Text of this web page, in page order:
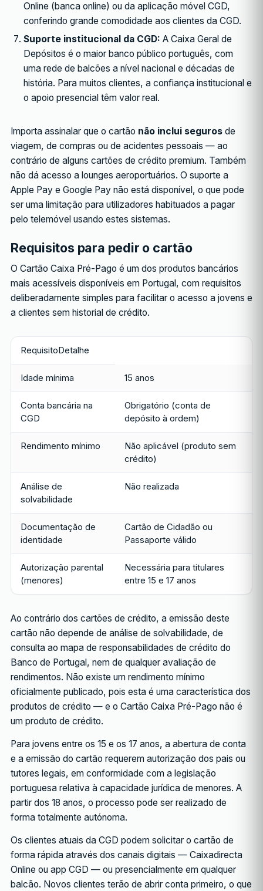
Online (banca online) ou da aplicação móvel CGD,
conferindo grande comodidade aos clientes da CGD.
Suporte institucional da CGD: A Caixa Geral de
Depósitos é o maior banco público português, com
uma rede de balcões a nível nacional e décadas de
história. Para muitos clientes, a confiança institucional e
o apoio presencial têm valor real.
Importa assinalar que o cartão não inclui seguros de
viagem, de compras ou de acidentes pessoais — ao
contrário de alguns cartões de crédito premium. Também
não dá acesso a lounges aeroportuários. O suporte a
Apple Pay e Google Pay não está disponível, o que pode
ser uma limitação para utilizadores habituados a pagar
pelo telemóvel usando estes sistemas.
Requisitos para pedir o cartão
O Cartão Caixa Pré-Pago é um dos produtos bancários
mais acessíveis disponíveis em Portugal, com requisitos
deliberadamente simples para facilitar o acesso a jovens e
a clientes sem historial de crédito.
RequisitoDetalhe
Idade mínima 15 anos
Conta bancária na
CGD
Obrigatório (conta de
depósito à ordem)
Rendimento mínimo
Não aplicável (produto sem
crédito)
Análise de
solvabilidade
Não realizada
Documentação de
identidade
Cartão de Cidadão ou
Passaporte válido
Autorização parental
(menores)
Necessária para titulares
entre 15 e 17 anos
Ao contrário dos cartões de crédito, a emissão deste
cartão não depende de análise de solvabilidade, de
consulta ao mapa de responsabilidades de crédito do
Banco de Portugal, nem de qualquer avaliação de
rendimentos. Não existe um rendimento mínimo
oficialmente publicado, pois esta é uma característica dos
produtos de crédito — e o Cartão Caixa Pré-Pago não é
um produto de crédito.
Para jovens entre os 15 e os 17 anos, a abertura de conta
e a emissão do cartão requerem autorização dos pais ou
tutores legais, em conformidade com a legislação
portuguesa relativa à capacidade jurídica de menores. A
partir dos 18 anos, o processo pode ser realizado de
forma totalmente autónoma.
Os clientes atuais da CGD podem solicitar o cartão de
forma rápida através dos canais digitais — Caixadirecta
Online ou app CGD — ou presencialmente em qualquer
balcão. Novos clientes terão de abrir conta primeiro, o que